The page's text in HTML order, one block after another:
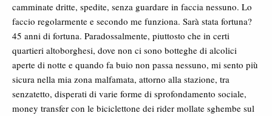
camminate dritte, spedite, senza guardare in faccia nessuno. Lo
faccio regolarmente e secondo me funziona. Sarà stata fortuna?
45 anni di fortuna. Paradossalmente, piuttosto che in certi
quartieri altoborghesi, dove non ci sono botteghe di alcolici
aperte di notte e quando fa buio non passa nessuno, mi sento più
sicura nella mia zona malfamata, attorno alla stazione, tra
senzatetto, disperati di varie forme di sprofondamento sociale,
money transfer con le biciclettone dei rider mollate sghembe sul